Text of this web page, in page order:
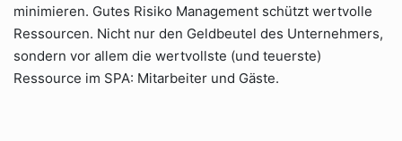
minimieren. Gutes Risiko Management schützt wertvolle
Ressourcen. Nicht nur den Geldbeutel des Unternehmers,
sondern vor allem die wertvollste (und teuerste)
Ressource im SPA: Mitarbeiter und Gäste.